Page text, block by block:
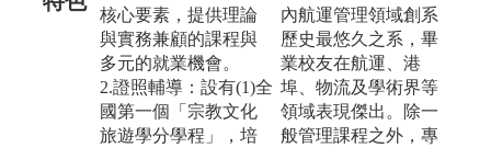
核心要素，提供理論
與實務兼顧的課程與
多元的就業機會。
2.證照輔導：設有(1)全
國第一個「宗教文化
旅遊學分學程」，培
內航運管理領域創系
歷史最悠久之系，畢
業校友在航運、港
埠、物流及學術界等
領域表現傑出。除一
般管理課程之外，專